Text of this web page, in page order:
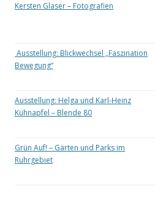
Kersten Glaser – Fotografien
Ausstellung: Blickwechsel „Faszination
Bewegung“
Ausstellung: Helga und Karl-Heinz
Kühnapfel – Blende 80
Grün Auf! – Gärten und Parks im
Ruhrgebiet